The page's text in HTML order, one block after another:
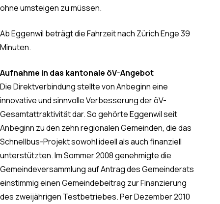
ohne umsteigen zu müssen.
Ab Eggenwil beträgt die Fahrzeit nach Zürich Enge 39
Minuten.
Aufnahme in das kantonale öV-Angebot
Die Direktverbindung stellte von Anbeginn eine
innovative und sinnvolle Verbesserung der öV-
Gesamtattraktivität dar. So gehörte Eggenwil seit
Anbeginn zu den zehn regionalen Gemeinden, die das
Schnellbus-Projekt sowohl ideell als auch finanziell
unterstützten. Im Sommer 2008 genehmigte die
Gemeindeversammlung auf Antrag des Gemeinderats
einstimmig einen Gemeindebeitrag zur Finanzierung
des zweijährigen Testbetriebes. Per Dezember 2010